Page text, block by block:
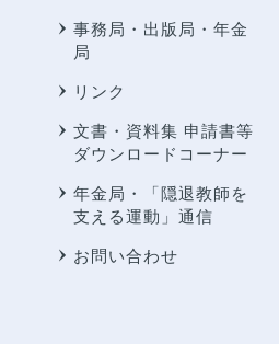
事務局・出版局・年金
局
リンク
文書・資料集 申請書等
ダウンロードコーナー
年金局・
「隠退教師を
支える運動」通信
お問い合わせ